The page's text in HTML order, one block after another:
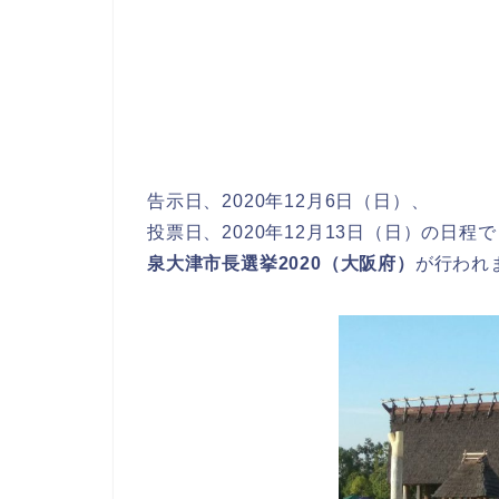
告示日、2020年12月6日（日）、
投票日、2020年12月13日（日）の日程で
泉大津市長選挙2020（大阪府） が行われ